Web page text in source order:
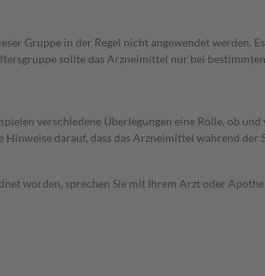
Gruppe in der Regel nicht angewendet
sollte das Arzneimittel nur bei
verschiedene Überlegungen eine Rolle, ob
Hinweise darauf, dass das Arzneimittel während
worden, sprechen Sie mit Ihrem Arzt oder